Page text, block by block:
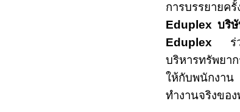
การบรรยายค
Eduplex บริ
Eduplex
บริหารทรัพยา
ให้กับพนักงา
ทำงานจริงขอ